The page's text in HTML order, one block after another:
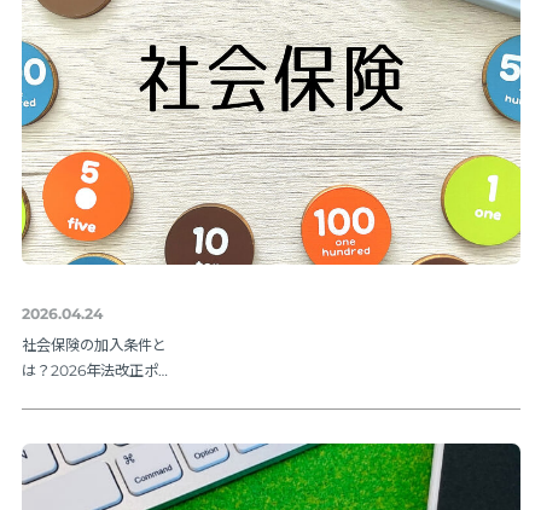
2026.04.24
社会保険の加入条件と
は？2026年法改正ポイ